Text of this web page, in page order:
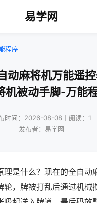
易学网
程序
动麻将机万能遥
机被动手脚-万能
时间：2026-08-08｜阅读：1
发布者：易学网
理是什么？现在的全自动
轮，牌被打乱后通过机械